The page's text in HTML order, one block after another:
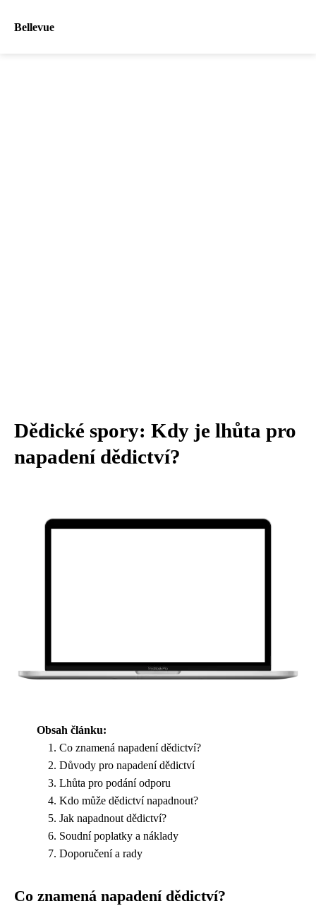
Bellevue
Dědické spory: Kdy je lhůta pro
napadení dědictví?
Obsah článku:
Co znamená napadení dědictví?
Důvody pro napadení dědictví
Lhůta pro podání odporu
Kdo může dědictví napadnout?
Jak napadnout dědictví?
Soudní poplatky a náklady
Doporučení a rady
Co znamená napadení dědictví?